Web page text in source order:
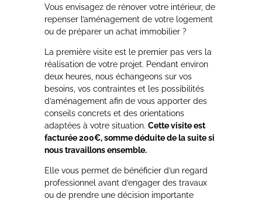
Vous envisagez de rénover votre intérieur, de
repenser l’aménagement de votre logement
ou de préparer un achat immobilier ?
La première visite est le premier pas vers la
réalisation de votre projet. Pendant environ
deux heures, nous échangeons sur vos
besoins, vos contraintes et les possibilités
d’aménagement afin de vous apporter des
conseils concrets et des orientations
adaptées à votre situation. Cette visite est
facturée 200€, somme déduite de la suite si
nous travaillons ensemble.
Elle vous permet de bénéficier d’un regard
professionnel avant d’engager des travaux
ou de prendre une décision importante